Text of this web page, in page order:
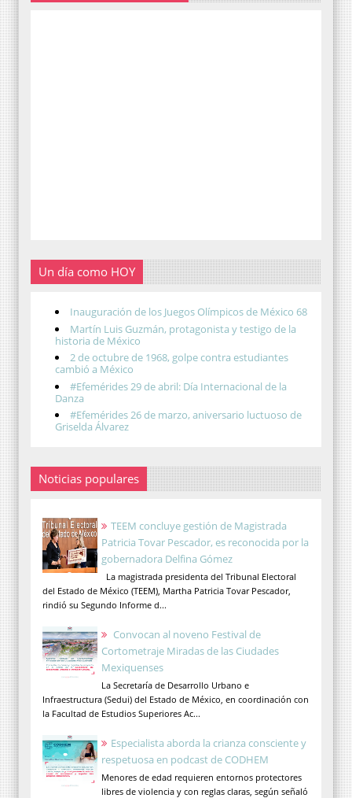
Un día como HOY
Inauguración de los Juegos Olímpicos de México 68
Martín Luis Guzmán, protagonista y testigo de la
historia de México
2 de octubre de 1968, golpe contra estudiantes
cambió a México
#Efemérides 29 de abril: Día Internacional de la
Danza
#Efemérides 26 de marzo, aniversario luctuoso de
Griselda Álvarez
Noticias populares
TEEM concluye gestión de Magistrada
Patricia Tovar Pescador, es reconocida por la
gobernadora Delfina Gómez
La magistrada presidenta del Tribunal Electoral
del Estado de México (TEEM), Martha Patricia Tovar Pescador,
rindió su Segundo Informe d...
Convocan al noveno Festival de
Cortometraje Miradas de las Ciudades
Mexiquenses
La Secretaría de Desarrollo Urbano e
Infraestructura (Sedui) del Estado de México, en coordinación con
la Facultad de Estudios Superiores Ac...
Especialista aborda la crianza consciente y
respetuosa en podcast de CODHEM
Menores de edad requieren entornos protectores
libres de violencia y con reglas claras, según señaló